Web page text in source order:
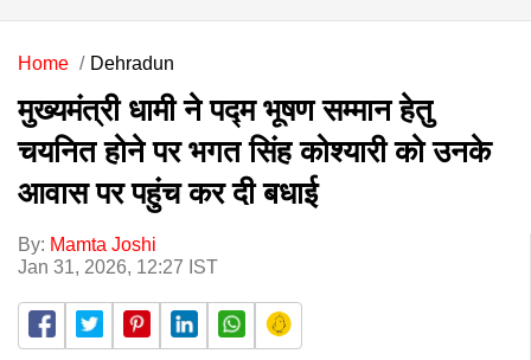
Home Dehradun
मुख्यमंत्री धामी ने पद्म भूषण सम्मान हेतु
चयनित होने पर भगत सिंह कोश्यारी को उनके
आवास पर पहुंच कर दी बधाई
By: Mamta Joshi
Jan 31, 2026, 12:27 IST